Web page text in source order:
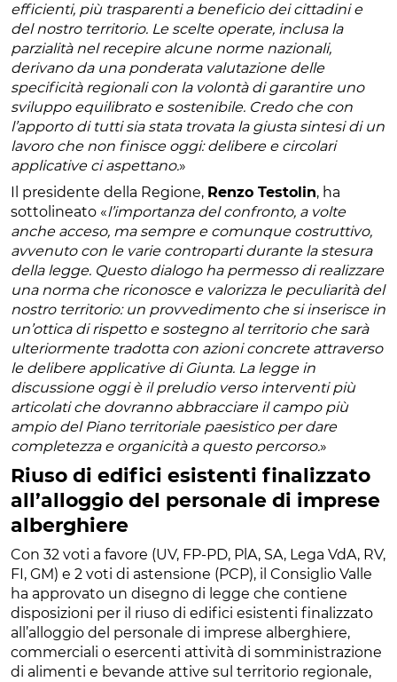
efficienti, più trasparenti a beneficio dei cittadini e
del nostro territorio. Le scelte operate, inclusa la
parzialità nel recepire alcune norme nazionali,
derivano da una ponderata valutazione delle
specificità regionali con la volontà di garantire uno
sviluppo equilibrato e sostenibile. Credo che con
l’apporto di tutti sia stata trovata la giusta sintesi di un
lavoro che non finisce oggi: delibere e circolari
applicative ci aspettano.»
Il presidente della Regione, Renzo Testolin, ha
sottolineato «l’importanza del confronto, a volte
anche acceso, ma sempre e comunque costruttivo,
avvenuto con le varie controparti durante la stesura
della legge. Questo dialogo ha permesso di realizzare
una norma che riconosce e valorizza le peculiarità del
nostro territorio: un provvedimento che si inserisce in
un’ottica di rispetto e sostegno al territorio che sarà
ulteriormente tradotta con azioni concrete attraverso
le delibere applicative di Giunta. La legge in
discussione oggi è il preludio verso interventi più
articolati che dovranno abbracciare il campo più
ampio del Piano territoriale paesistico per dare
completezza e organicità a questo percorso.»
Riuso di edifici esistenti finalizzato
all’alloggio del personale di imprese
alberghiere
Con 32 voti a favore (UV, FP-PD, PlA, SA, Lega VdA, RV,
FI, GM) e 2 voti di astensione (PCP), il Consiglio Valle
ha approvato un disegno di legge che contiene
disposizioni per il riuso di edifici esistenti finalizzato
all’alloggio del personale di imprese alberghiere,
commerciali o esercenti attività di somministrazione
di alimenti e bevande attive sul territorio regionale,